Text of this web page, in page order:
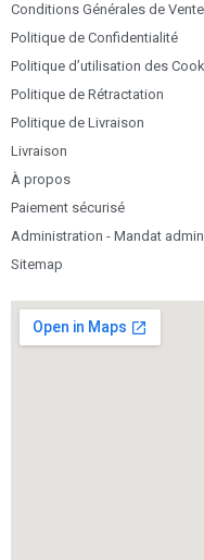
Conditions Générales de Vente
Politique de Confidentialité
Politique d’utilisation des
Politique de Rétractation
Politique de Livraison
Livraison
À propos
Paiement sécurisé
Administration - Mandat
Sitemap